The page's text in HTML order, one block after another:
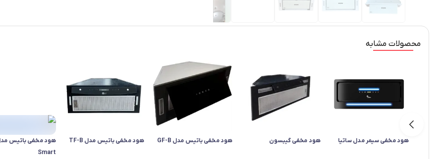
محصولات مشابه
هود مخفی سیمر مدل ساتیا هود مخفی گیبسون هود مخفی باتیس مدل GF-B هود مخفی باتیس مدل TF-B
Smart